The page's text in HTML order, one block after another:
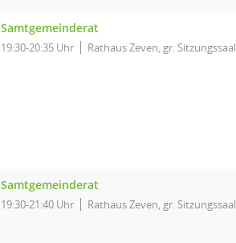
Samtgemeinderat
19:30-20:35 Uhr Rathaus Zeven, gr. Sitzungssaal
Samtgemeinderat
19:30-21:40 Uhr Rathaus Zeven, gr. Sitzungssaal